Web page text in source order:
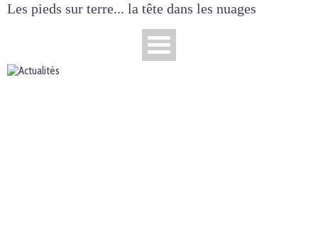
Les pieds sur terre... la tête dans les nuages